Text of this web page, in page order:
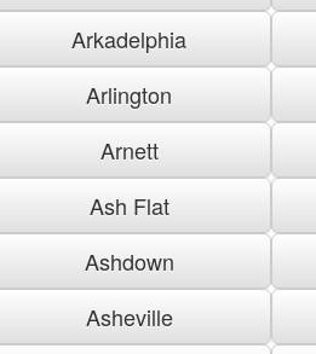
Arkadelphia
Arlington
Arnett
Ash Flat
Ashdown
Asheville